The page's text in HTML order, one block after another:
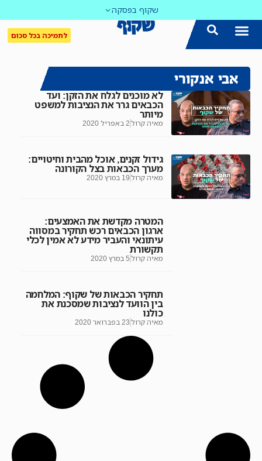
שקוף בפסקה
לתמיכה בכל סכום
אבי אנקורי
לא מוכנים לגלח את הזקן: ועד
הכבאים גרר את הנציבות למשפט
מיותר
מאיה קרול 2 באפריל 2020
גידול זקנים, אוכל מהבית וחיטויים:
מערך הכבאות בצל הקורונה
מאיה קרול 19 במרץ 2020
המטרה מקדשת את האמצעים:
ארגון הכבאים רכש תחקיר במסווה
עיתונאי והעביר מידע לא אמין לכלי
תקשורת
מאיה קרול 5 במרץ 2020
תחקיר הכבאות של שקוף: המלחמה
בין הוועד לנציבות שמסכנת את
כולנו
מאיה קרול 23 בפברואר 2020